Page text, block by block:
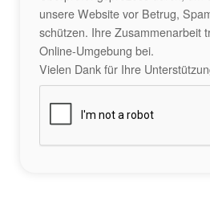
unsere Website vor Betrug,
schützen. Ihre Zusammenarbeit
Online-Umgebung bei.
Vielen Dank für Ihre